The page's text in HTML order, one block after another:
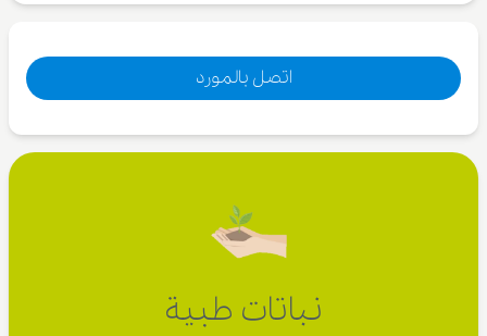
اتصل بالمورد
نباتات طبية